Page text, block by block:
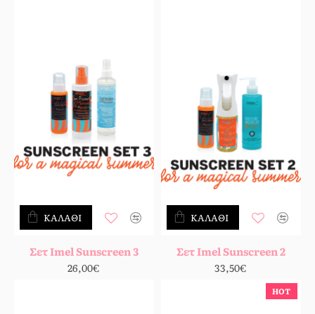
Σετ Imel Sunscreen 3
26,00€
ΚΑΛΆΘΙ
Σετ Imel Sunscreen 2
33,50€
ΚΑΛΆΘΙ
HOT